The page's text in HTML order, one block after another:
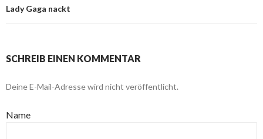
Lady Gaga nackt
SCHREIB EINEN KOMMENTAR
Deine E-Mail-Adresse wird nicht veröffentlicht.
Name